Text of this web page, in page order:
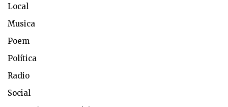
Local
Musica
Poem
Política
Radio
Social